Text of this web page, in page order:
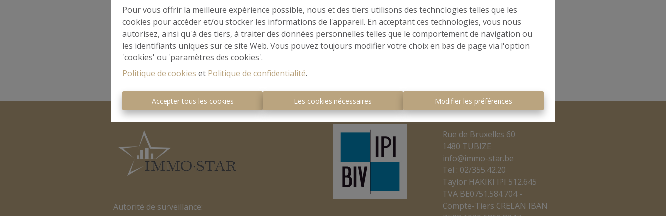
Pour vous offrir la meilleure expérience possible, nous et des tiers utilisons des technologies telles que les
cookies pour accéder et/ou stocker les informations de l'appareil. En acceptant ces technologies, vous nous
autorisez, ainsi qu'à des tiers, à traiter des données personnelles telles que le comportement de navigation ou
les identifiants uniques sur ce site Web. Vous pouvez toujours modifier votre choix en bas de page via l'option
'cookies' ou 'paramètres des cookies'.
Politique de cookies et Politique de confidentialité.
Accepter tous les cookies Les cookies nécessaires Modifier les préférences
Autorité de surveillance:
Rue de Bruxelles 60
1480 TUBIZE
info@immo-star.be
Tel : 02/355.42.20
Taylor HAKIKI IPI 512.645
TVA BE0751.584.704 -
Compte-Tiers CRELAN IBAN